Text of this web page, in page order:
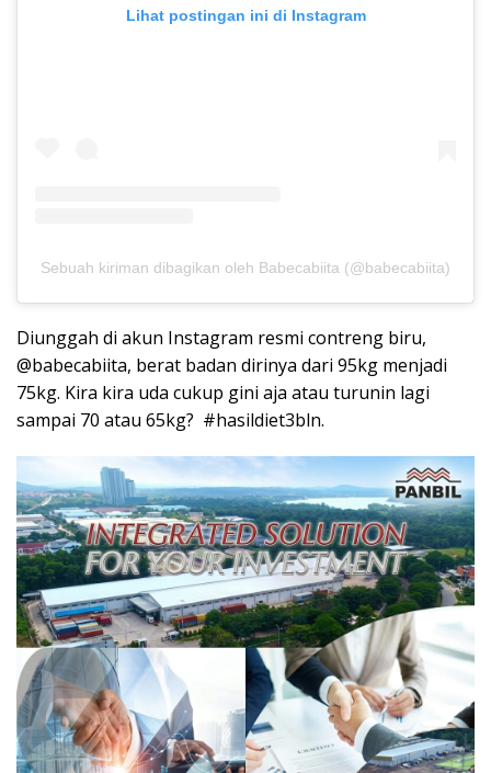
Lihat postingan ini di Instagram
Sebuah kiriman dibagikan oleh Babecabiita (@babecabiita)
Diunggah di akun Instagram resmi contreng biru,
@babecabiita, berat badan dirinya dari 95kg menjadi
75kg. Kira kira uda cukup gini aja atau turunin lagi
sampai 70 atau 65kg? #hasildiet3bln.